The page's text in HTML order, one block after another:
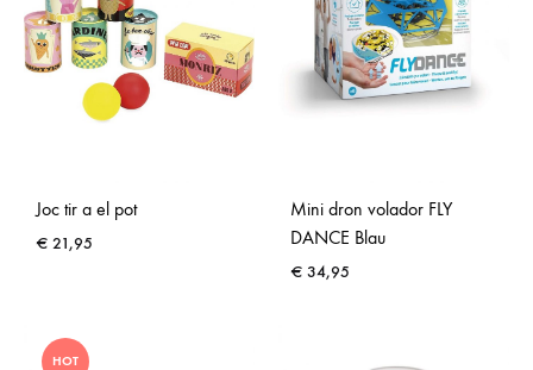
Joc tir a el pot
€ 21,95
Mini dron volador FLY
DANCE Blau
€ 34,95
HOT